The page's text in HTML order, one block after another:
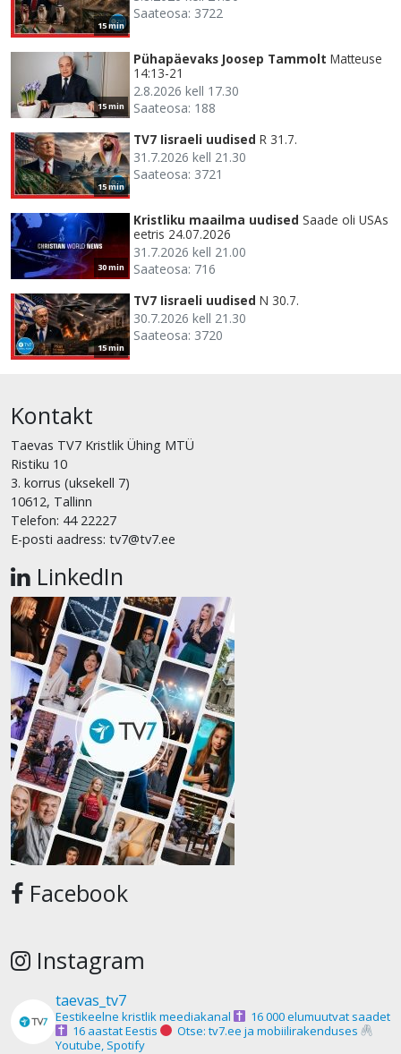
15 min
Saateosa: 3722
15 min
Pühapäevaks Joosep Tammolt Matteuse
14:13-21
2.8.2026 kell 17.30
Saateosa: 188
15 min
TV7 Iisraeli uudised R 31.7.
31.7.2026 kell 21.30
Saateosa: 3721
30 min
Kristliku maailma uudised Saade oli USAs
eetris 24.07.2026
31.7.2026 kell 21.00
Saateosa: 716
15 min
TV7 Iisraeli uudised N 30.7.
30.7.2026 kell 21.30
Saateosa: 3720
Kontakt
Taevas TV7 Kristlik Ühing MTÜ
Ristiku 10
3. korrus (uksekell 7)
10612, Tallinn
Telefon: 44 22227
E-posti aadress: tv7@tv7.ee
LinkedIn
Facebook
Instagram
taevas_tv7
Eestikeelne kristlik meediakanal
16 000 elumuutvat saadet
16 aastat Eestis
Otse: tv7.ee ja mobiilirakenduses
Youtube, Spotify